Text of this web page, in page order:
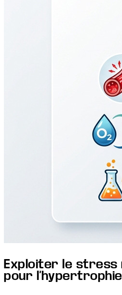
Exploiter le stress
pour l’hypertrophie